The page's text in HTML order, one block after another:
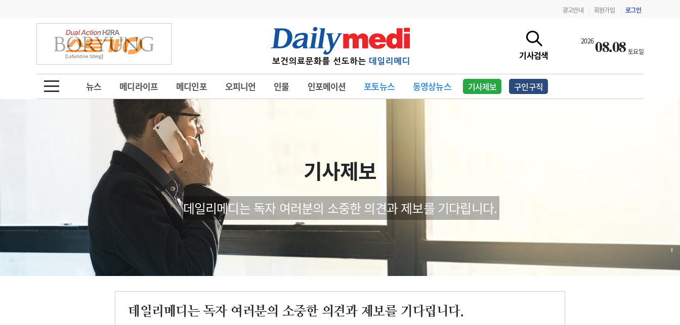
광고안내 회원가입 로그인
기사검색
202608.08 토요일
뉴스 메디라이프 메디인포 오피니언 인물 인포메이션 포토뉴스 동영상뉴스 기사제보 구인구직
금주의 검색어
1
의사인력 수급 추계
2
성분명 처방
3
AI의료
4
전공의 모집 결과
의사국시 합격률
6
관리급여 실시
의과대학 입시
10 약가인하
메디인포 사고
오피니언 칼럼 수첩
인물 초대석 피플
포토뉴스
지역병원 중소병원
행정처분 판례
학회·연수강좌 학회/연수강좌 행사
법적고지
기사제보
데일리메디는 독자 여러분의 소중한 의견과 제보를 기다립니다.
데일리메디는 독자 여러분의 소중한 의견과 제보를 기다립니다.